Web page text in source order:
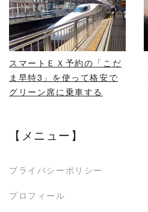
READ MORE
スマートＥＸ予約の「こだ
ま早特3」を使って格安で
グリーン席に乗車する
【メニュー】
プライバシーポリシー
プロフィール